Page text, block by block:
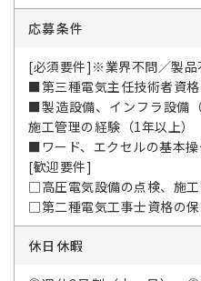
応募条件
[必須要件]※業界不問／製品
■第三種電気主任技術者資
■製造設備、インフラ設備
施工管理の経験（1年以上）
■ワード、エクセルの基本
[歓迎要件]
□高圧電気設備の点検、施
□第二種電気工事士資格の
休日休暇